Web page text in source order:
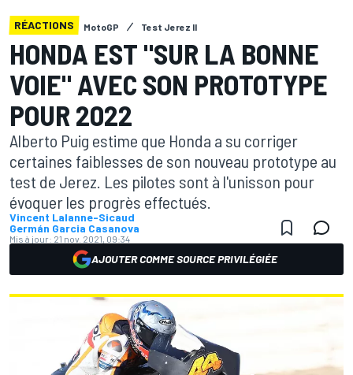
RÉACTIONS MotoGP Test Jerez II
HONDA EST "SUR LA BONNE
VOIE" AVEC SON PROTOTYPE
POUR 2022
Alberto Puig estime que Honda a su corriger
certaines faiblesses de son nouveau prototype au
test de Jerez. Les pilotes sont à l'unisson pour
évoquer les progrès effectués.
Vincent Lalanne-Sicaud
Germán Garcia Casanova
Mis à jour: 21 nov. 2021, 09:34
AJOUTER COMME SOURCE PRIVILÉGIÉE